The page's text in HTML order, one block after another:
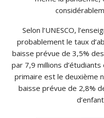
Selon l’UNESCO,
probablement le taux
baisse prévue de 3,5%
par 7,9 millions
primaire est le deuxième
baisse prévue de 2,8%